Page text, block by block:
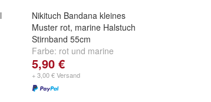
Nikituch Bandana kleines
Muster rot, marine Halstuch
Stirnband 55cm
Farbe: rot und marine
5,90 €
+ 3,00 € Versand